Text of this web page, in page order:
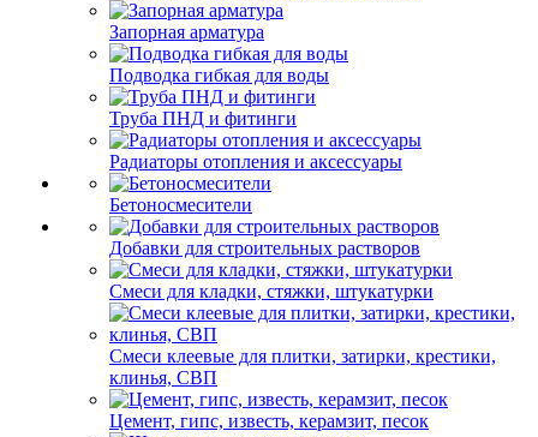
Запорная арматура
Подводка гибкая для воды
Труба ПНД и фитинги
Радиаторы отопления и аксессуары
Бетоносмесители
Добавки для строительных растворов
Смеси для кладки, стяжки, штукатурки
Смеси клеевые для плитки, затирки, крестики,
клинья, СВП
Цемент, гипс, известь, керамзит, песок